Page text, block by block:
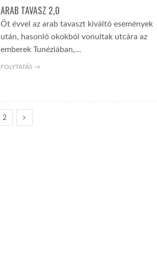
ARAB TAVASZ 2,0
Öt évvel az arab tavaszt kiváltó események
után, hasonló okokból vonultak utcára az
emberek Tunéziában,…
FOLYTATÁS →
2